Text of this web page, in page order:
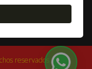
Aviso Legal
de compra
reservados